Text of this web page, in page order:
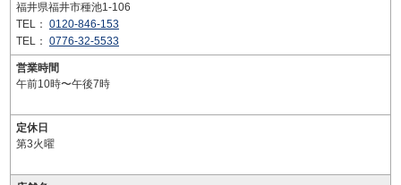
福井県福井市種池1-106
TEL： 0120-846-153
TEL： 0776-32-5533
営業時間
午前10時〜午後7時
定休日
第3火曜